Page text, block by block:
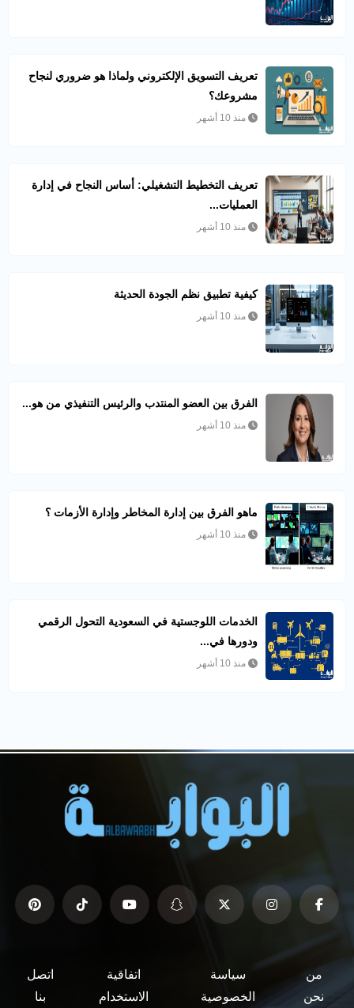
تعريف التسويق الإلكتروني ولماذا هو ضروري لنجاح
مشروعك؟
منذ 10 أشهر
تعريف التخطيط التشغيلي: أساس النجاح في إدارة
العمليات...
منذ 10 أشهر
كيفية تطبيق نظم الجودة الحديثة
منذ 10 أشهر
الفرق بين العضو المنتدب والرئيس التنفيذي من هو...
منذ 10 أشهر
ماهو الفرق بين إدارة المخاطر وإدارة الأزمات ؟
منذ 10 أشهر
الخدمات اللوجستية في السعودية التحول الرقمي
ودورها في...
منذ 10 أشهر
من
نحن
سياسة
الخصوصية
اتفاقية
الاستخدام
اتصل
بنا